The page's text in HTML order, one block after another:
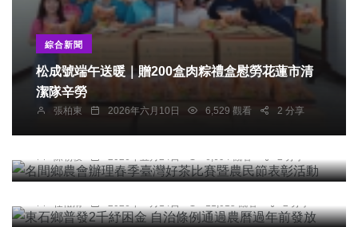
綜合新聞
松成號端午送暖｜贈200盒肉粽禮盒慰勞花蓮市清
潔隊辛勞
張柏東 2026年六月10日 6,529 觀看 2 分享
農業
名間鄉農會辦理春季臺灣好茶比賽暨農民節表彰活
動
陳朝枝 2026年五月24日 6,694 觀看 2 分享
社會 綜合新聞
東石鄉普發2千紓困金 自治條例通過農曆過年前發
放
任禮清 2026年一月14日 11,015 觀看 2 分享
夢想起飛 勇敢築夢！ 雲林家扶頒發526萬元助學金